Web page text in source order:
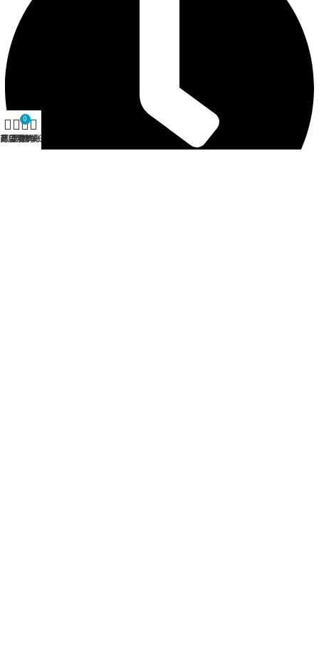
商店
愿望清单
0
购物车
我的账户